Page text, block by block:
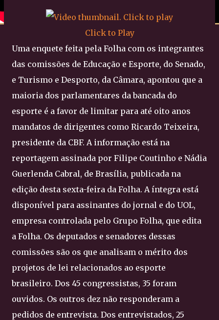
Click to Play
Uma enquete feita pela Folha com os integrantes
das comissões de Educação e Esporte, do Senado,
e Turismo e Desporto, da Câmara, apontou que a
maioria dos parlamentares da bancada do
esporte é a favor de limitar para até oito anos
mandatos de dirigentes como Ricardo Teixeira,
presidente da CBF. A informação está na
reportagem assinada por Filipe Coutinho e Nádia
Guerlenda Cabral, de Brasília, publicada na
edição desta sexta-feira da Folha. A íntegra está
disponível para assinantes do jornal e do UOL,
empresa controlada pelo Grupo Folha, que edita
a Folha. Os deputados e senadores dessas
comissões são os que analisam o mérito dos
projetos de lei relacionados ao esporte
brasileiro. Dos 45 congressistas, 35 foram
ouvidos. Os outros dez não responderam a
pedidos de entrevista. Dos entrevistados, 25